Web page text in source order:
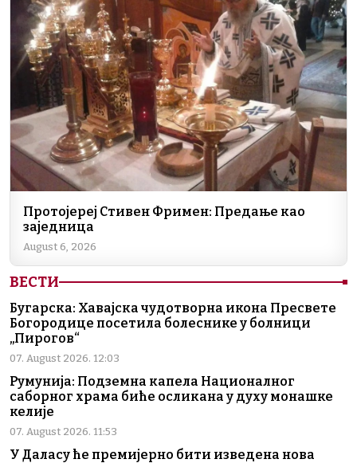
Протојереј Стивен Фримен: Предање као
заједница
August 6, 2026
ВЕСТИ
Бугарска: Хавајска чудотворна икона Пресвете
Богородице посетила болеснике у болници
„Пирогов“
07. August 2026. 12:03
Румунија: Подземна капела Националног
саборног храма биће осликана у духу монашке
келије
07. August 2026. 11:53
У Даласу ће премијерно бити изведена нова